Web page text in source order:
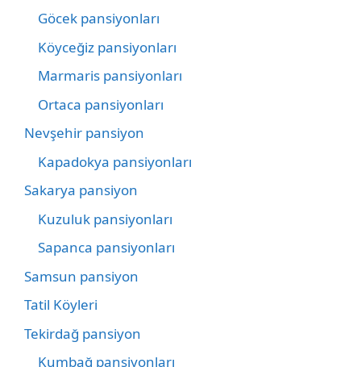
Göcek pansiyonları
Köyceğiz pansiyonları
Marmaris pansiyonları
Ortaca pansiyonları
Nevşehir pansiyon
Kapadokya pansiyonları
Sakarya pansiyon
Kuzuluk pansiyonları
Sapanca pansiyonları
Samsun pansiyon
Tatil Köyleri
Tekirdağ pansiyon
Kumbağ pansiyonları